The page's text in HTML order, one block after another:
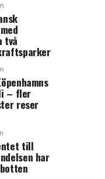
två
– fler
reser
till
har